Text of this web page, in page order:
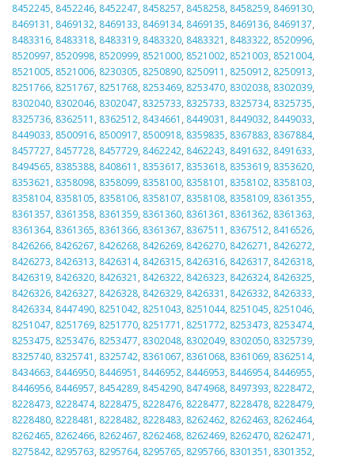
8452245, 8452246, 8452247, 8458257, 8458258, 8458259, 8469130,
8469131 , 8469132, 8469133, 8469134, 8469135, 8469136, 8469137,
8483316, 8483318, 8483319, 8483320, 8483321 , 8483322, 8520996,
8520997, 8520998, 8520999, 8521000, 8521002, 8521003, 8521004,
8521005, 8521006, 8230305, 8250890, 8250911 , 8250912, 8250913,
8251766, 8251767, 8251768, 8253469, 8253470, 8302038, 8302039,
8302040, 8302046, 8302047, 8325733, 8325733, 8325734, 8325735,
8325736, 8362511 , 8362512, 8434661 , 8449031 , 8449032, 8449033,
8449033, 8500916, 8500917, 8500918, 8359835, 8367883, 8367884,
8457727, 8457728, 8457729, 8462242, 8462243, 8491632, 8491633,
8494565, 8385388, 8408611 , 8353617, 8353618, 8353619, 8353620,
8353621 , 8358098, 8358099, 8358100, 8358101 , 8358102, 8358103,
8358104, 8358105, 8358106, 8358107, 8358108, 8358109, 8361355,
8361357, 8361358, 8361359, 8361360, 8361361 , 8361362, 8361363,
8361364, 8361365, 8361366, 8361367, 8367511 , 8367512, 8416526,
8426266, 8426267, 8426268, 8426269, 8426270, 8426271 , 8426272,
8426273, 8426313, 8426314, 8426315, 8426316, 8426317, 8426318,
8426319, 8426320, 8426321 , 8426322, 8426323, 8426324, 8426325,
8426326, 8426327, 8426328, 8426329, 8426331 , 8426332, 8426333,
8426334, 8447490, 8251042, 8251043, 8251044, 8251045, 8251046,
8251047, 8251769, 8251770, 8251771 , 8251772, 8253473, 8253474,
8253475, 8253476, 8253477, 8302048, 8302049, 8302050, 8325739,
8325740, 8325741 , 8325742, 8361067, 8361068, 8361069, 8362514,
8434663, 8446950, 8446951 , 8446952, 8446953, 8446954, 8446955,
8446956, 8446957, 8454289, 8454290, 8474968, 8497393, 8228472,
8228473, 8228474, 8228475, 8228476, 8228477, 8228478, 8228479,
8228480, 8228481 , 8228482, 8228483, 8262462, 8262463, 8262464,
8262465, 8262466, 8262467, 8262468, 8262469, 8262470, 8262471 ,
8275842, 8295763, 8295764, 8295765, 8295766, 8301351 , 8301352,